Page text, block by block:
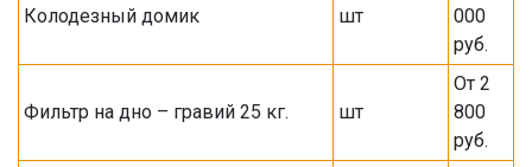
Колодезный домик шт
000
руб.
Фильтр на дно – гравий 25 кг. шт
От 2
800
руб.